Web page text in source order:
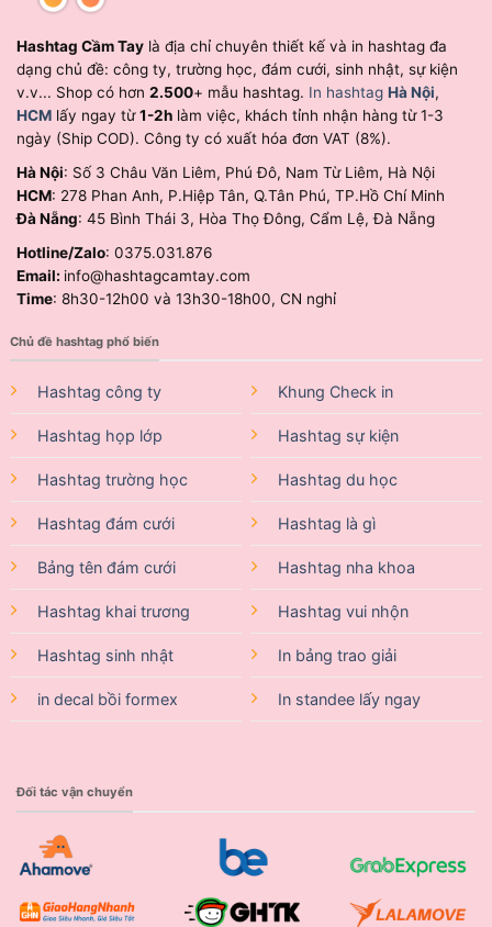
Hashtag Cầm Tay là địa chỉ chuyên thiết kế và in hashtag đa
dạng chủ đề: công ty, trường học, đám cưới, sinh nhật, sự kiện
v.v... Shop có hơn 2.500+ mẫu hashtag. In hashtag Hà Nội,
HCM lấy ngay từ1-2h làm việc, khách tỉnh nhận hàng từ 1-3
ngày (Ship COD). Công ty có xuất hóa đơn VAT (8%).
Hà Nội: Số 3 Châu Văn Liêm, Phú Đô, Nam Từ Liêm, Hà Nội
HCM: 278 Phan Anh, P.Hiệp Tân, Q.Tân Phú, TP.Hồ Chí Minh
Đà Nẵng: 45 Bình Thái 3, Hòa Thọ Đông, Cẩm Lệ, Đà Nẵng
Hotline/Zalo: 0375.031.876
Email: info@hashtagcamtay.com
Time: 8h30-12h00 và 13h30-18h00, CN nghỉ
Chủ đề hashtag phổ biến
Hashtag công ty
Hashtag họp lớp
Hashtag trường học
Hashtag đám cưới
Bảng tên đám cưới
Hashtag khai trương
Hashtag sinh nhật
in decal bồi formex
Khung Check in
Hashtag sự kiện
Hashtag du học
Hashtag là gì
Hashtag nha khoa
Hashtag vui nhộn
In bảng trao giải
In standee lấy ngay
Đối tác vận chuyển